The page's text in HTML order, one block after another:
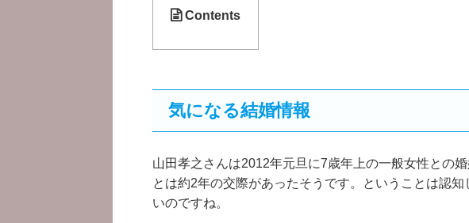
Contents
気になる結婚情報
山田孝之さんは2012年元旦に7歳年上の一般女性との
とは約2年の交際があったそうです。ということは認
いのですね。